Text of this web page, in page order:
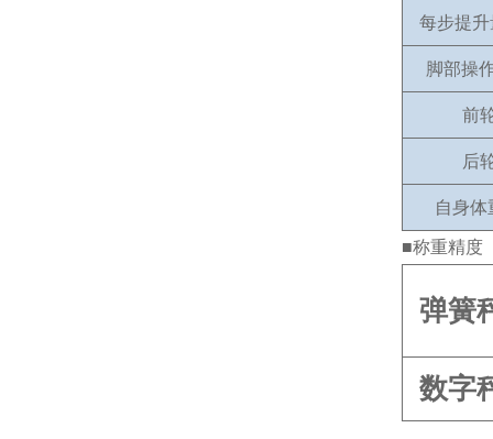
每步提升
脚部操
前
后
自身体
■称重精度
弹簧
数字